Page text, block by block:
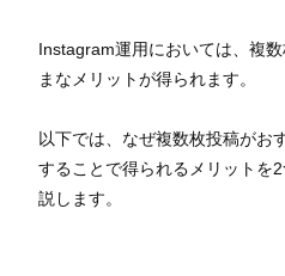
Instagram運用においては、複
まなメリットが得られます。
以下では、なぜ複数枚投稿がお
することで得られるメリットを
説します。